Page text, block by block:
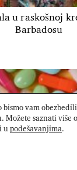
u raskošnoj
Barbadosu
bismo vam
Možete saznati više
upodešavanjima.
Cookie Banner